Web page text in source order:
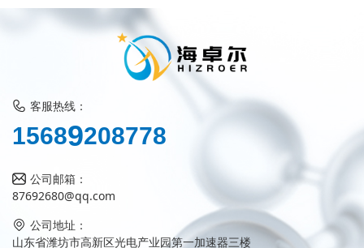
客服热线：
15689208778
公司邮箱：
87692680@qq.com
公司地址：
山东省潍坊市高新区光电产业园第一加速器三楼